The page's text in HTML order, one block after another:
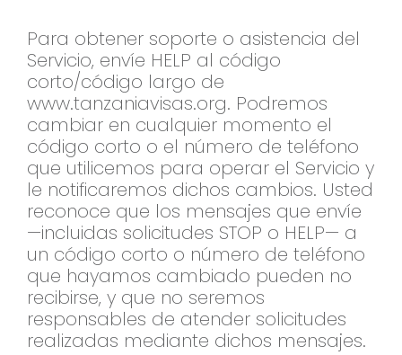
Para obtener soporte o asistencia del
Servicio, envíe HELP al código
corto/código largo de
www.tanzaniavisas.org. Podremos
cambiar en cualquier momento el
código corto o el número de teléfono
que utilicemos para operar el Servicio y
le notificaremos dichos cambios. Usted
reconoce que los mensajes que envíe
—incluidas solicitudes STOP o HELP— a
un código corto o número de teléfono
que hayamos cambiado pueden no
recibirse, y que no seremos
responsables de atender solicitudes
realizadas mediante dichos mensajes.